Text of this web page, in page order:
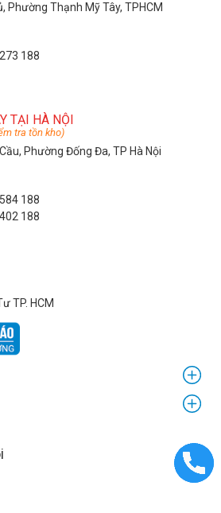
Phường Thạnh Mỹ Tây, TPHCM
188
TẠI HÀ NỘI
tra tồn kho)
Phường Đống Đa, TP Hà Nội
188
188
TP. HCM